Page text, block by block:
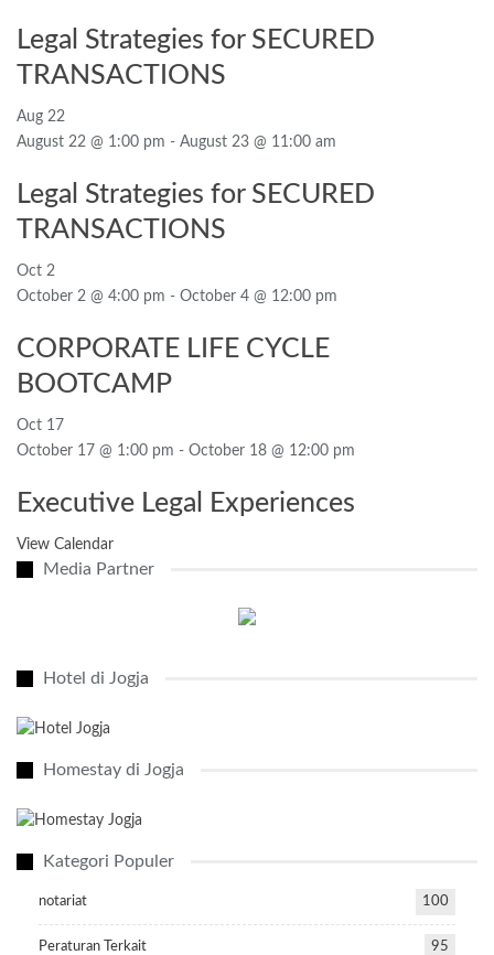
Legal Strategies for SECURED
TRANSACTIONS
Aug 22
August 22 @ 1:00 pm - August 23 @ 11:00 am
Legal Strategies for SECURED
TRANSACTIONS
Oct 2
October 2 @ 4:00 pm - October 4 @ 12:00 pm
CORPORATE LIFE CYCLE
BOOTCAMP
Oct 17
October 17 @ 1:00 pm - October 18 @ 12:00 pm
Executive Legal Experiences
View Calendar
Media Partner
Hotel di Jogja
Homestay di Jogja
Kategori Populer
notariat 100
Peraturan Terkait 95